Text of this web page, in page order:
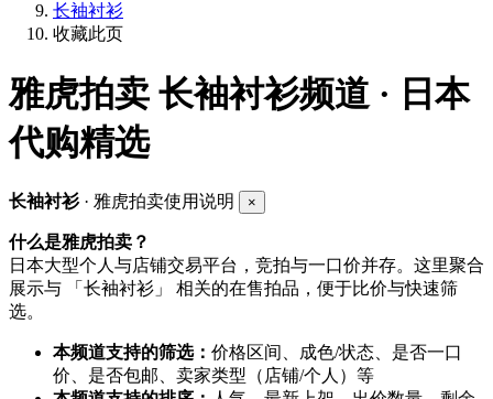
长袖衬衫
收藏此页
雅虎拍卖 长袖衬衫频道 · 日本
代购精选
长袖衬衫· 雅虎拍卖使用说明 ×
什么是雅虎拍卖？
日本大型个人与店铺交易平台，竞拍与一口价并存。这里聚合
展示与 「长袖衬衫」 相关的在售拍品，便于比价与快速筛
选。
本频道支持的筛选： 价格区间、成色/状态、是否一口
价、是否包邮、卖家类型（店铺/个人）等